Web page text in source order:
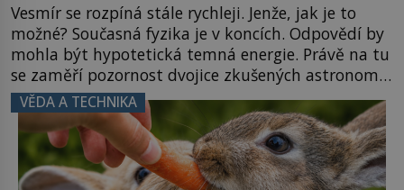
Vesmír se rozpíná stále rychleji. Jenže, jak je to
možné? Současná fyzika je v koncích. Odpovědí by
mohla být hypotetická temná energie. Právě na tu
se zaměří pozornost dvojice zkušených astronomů.
Namísto ní ale objeví něco mnohem
hmatatelnějšího. Naprosto rekordní kometu!
Astronomové Pedro Bernardinelli a Gary Bernstein
mravenčí prací zkoumají archivní snímky v rámci
Průzkumu temné energie […]
VĚDA A TECHNIKA